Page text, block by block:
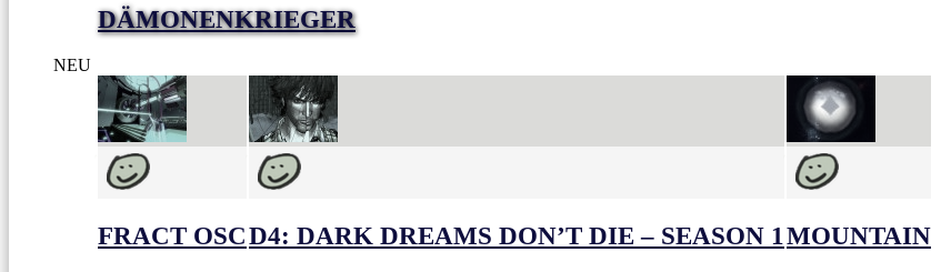
DÄMONENKRIEGER
NEU
FRACT OSCD4: DARK DREAMS DON’T DIE – SEASON 1MOUNTAIN